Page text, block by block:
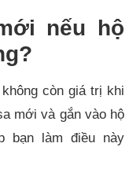
nếu hộ
còn giá trị khi
mới và gắn vào hộ
bạn làm điều này